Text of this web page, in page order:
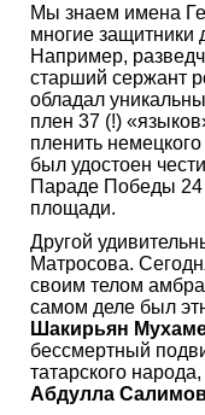
Мы знаем имена
многие защитники
Например,
старший сержант
обладал
плен 37 (!)
пленить
был удостоен
Параде Победы 24
площади.
Другой
Матросова.
своим телом
самом деле был
Шакирьян
бессмертный
татарского народа,
Абдулла